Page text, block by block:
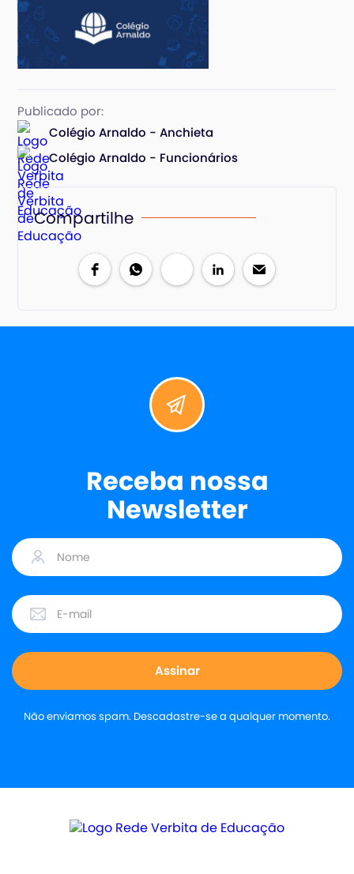
Publicado por:
Colégio Arnaldo - Anchieta
Colégio Arnaldo - Funcionários
Compartilhe
Receba nossa
Newsletter
Não enviamos spam. Descadastre-se a qualquer momento.